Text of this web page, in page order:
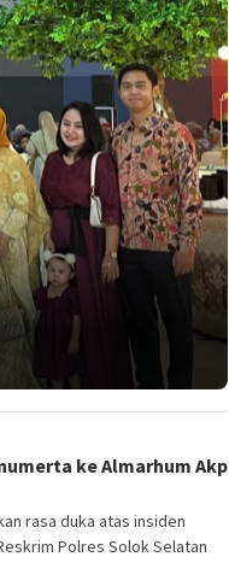
ke Almarhum Akp
rasa duka atas insiden
Polres Solok Selatan